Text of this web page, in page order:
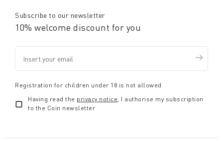
Subscribe to our newsletter
10% welcome discount for you
Registration for children under 18 is not allowed
Having read the privacy notice, I authorise my subscription
to the Coin newsletter